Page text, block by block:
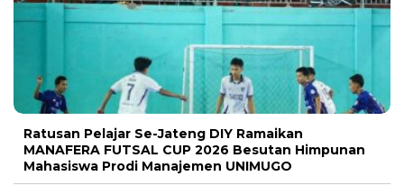
Ratusan Pelajar Se-Jateng DIY Ramaikan
MANAFERA FUTSAL CUP 2026 Besutan Himpunan
Mahasiswa Prodi Manajemen UNIMUGO